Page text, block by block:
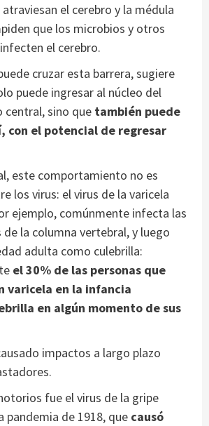
el cerebro y la médula
que los microbios y otros
el cerebro.
cruzar esta barrera, sugiere
puede ingresar al núcleo del
central, sino que también puede
con el potencial de regresar
este comportamiento no es
los virus: el virus de la varicela
ejemplo, comúnmente infecta las
de la columna vertebral, y luego
adulta como culebrilla:
el 30% de las personas que
varicela en la infancia
en algún momento de sus
impactos a largo plazo
fue el virus de la gripe
pandemia de 1918, que causó